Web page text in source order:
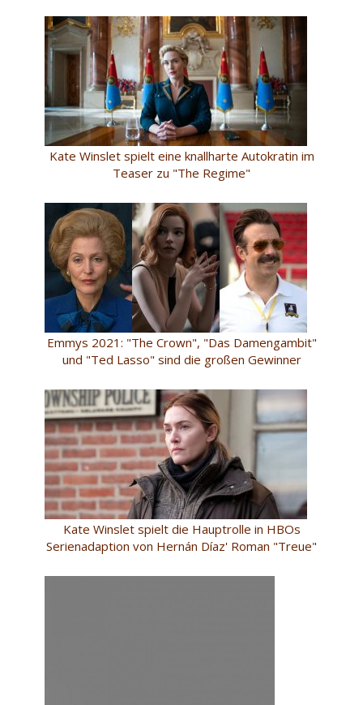
Kate Winslet spielt eine knallharte Autokratin im
Teaser zu "The Regime"
Emmys 2021: "The Crown", "Das Damengambit"
und "Ted Lasso" sind die großen Gewinner
Kate Winslet spielt die Hauptrolle in HBOs
Serienadaption von Hernán Díaz' Roman "Treue"